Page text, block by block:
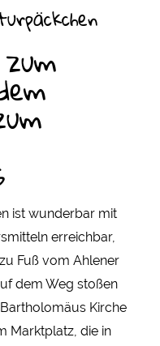
ist wunderbar mit
erreichbar,
Fuß vom Ahlener
dem Weg stoßen
Kirche
Marktplatz, die in